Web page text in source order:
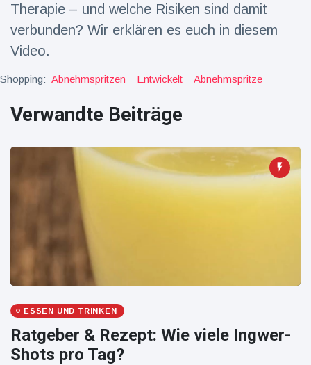
Jungstorch
nimmt
glückliche
16 Juli
52
Aufrufe
Vor WM-
Finale:
Warnung
York
39
Aufrufe
Therapie – und welche Risiken sind damit
verbunden? Wir erklären es euch in diesem
Video.
Shopping: Abnehmspritzen Entwickelt Abnehmspritze
Verwandte Beiträge
ESSEN UND TRINKEN
Ratgeber & Rezept: Wie viele Ingwer-
Shots pro Tag?